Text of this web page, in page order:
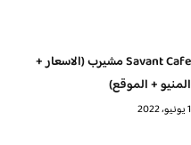
Savant Cafe مشيرب (الاسعار +
المنيو + الموقع)
1 يونيو، 2022